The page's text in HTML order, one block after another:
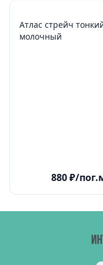
Атлас стрейч
молочный
880₽/